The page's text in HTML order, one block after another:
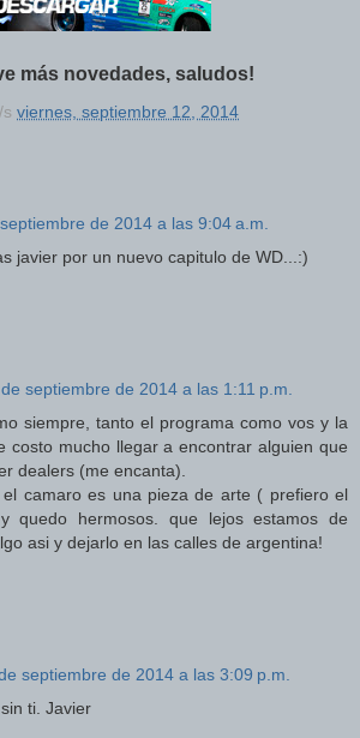
más novedades, saludos!
viernes, septiembre 12, 2014
de 2014 a las 9:04 a.m.
javier por un nuevo capitulo de WD...:)
septiembre de 2014 a las 1:11 p.m.
siempre, tanto el programa como vos y la
costo mucho llegar a encontrar alguien que
dealers (me encanta).
camaro es una pieza de arte ( prefiero el
quedo hermosos. que lejos estamos de
asi y dejarlo en las calles de argentina!
septiembre de 2014 a las 3:09 p.m.
ti. Javier